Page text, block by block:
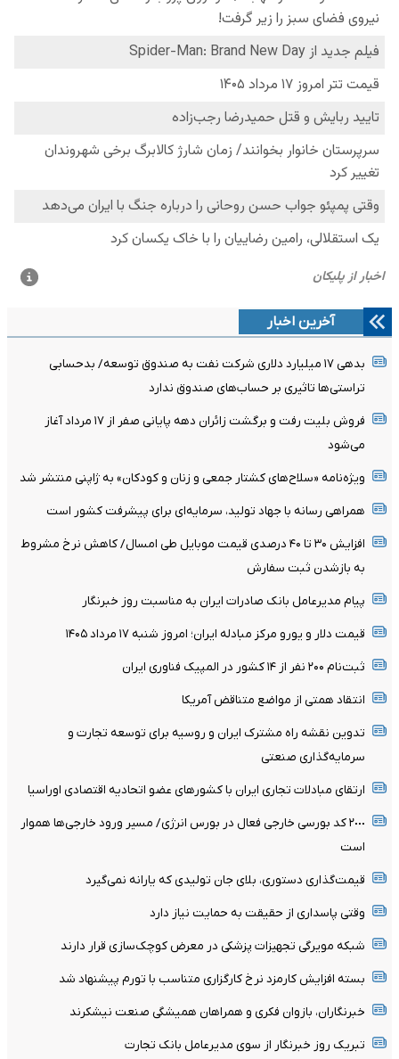
آخرین اخبار
بدهی ١٧ میلیارد دلاری شرکت نفت به صندوق توسعه/ بدحسابی
تراستی‌ها تاثیری بر حساب‌های صندوق ندارد
فروش بلیت رفت و برگشت زائران دهه پایانی صفر از ۱۷ مرداد آغاز
می‌شود
ویژه‌نامه «سلاح‌های کشتار جمعی و زنان و کودکان» به ژاپنی منتشر شد
همراهی رسانه با جهاد تولید، سرمایه‌ای برای پیشرفت کشور است
افزایش ۳۰ تا ۴۰ درصدی قیمت موبایل طی امسال/ کاهش نرخ مشروط
به بازشدن ثبت سفارش
پیام مدیرعامل بانک صادرات ایران به مناسبت روز خبرنگار
قیمت دلار و یورو مرکز مبادله ایران؛ امروز شنبه ۱۷ مرداد ۱۴۰۵
ثبت‌نام ۲۰۰ نفر از ۱۴ کشور در المپیک فناوری ایران
انتقاد همتی از مواضع متناقض آمریکا
تدوین نقشه راه مشترک ایران و روسیه برای توسعه تجارت و
سرمایه‌گذاری صنعتی
ارتقای مبادلات تجاری ایران با کشور‌های عضو اتحادیه اقتصادی اوراسیا
٢٠٠٠ کد بورسی خارجی فعال در بورس انرژی/ مسیر ورود خارجی‌ها هموار
است
قیمت‌گذاری دستوری، بلای جان تولیدی که یارانه نمی‌گیرد
وقتی پاسداری از حقیقت به حمایت نیاز دارد
شبکه مویرگی تجهیزات پزشکی در معرض کوچک‌سازی قرار دارند
بسته افزایش کارمزد نرخ کارگزاری متناسب با تورم پیشنهاد شد
خبرنگاران، بازوان فکری و همراهان همیشگی صنعت نیشکرند
تبریک روز خبرنگار از سوی مدیرعامل بانک تجارت